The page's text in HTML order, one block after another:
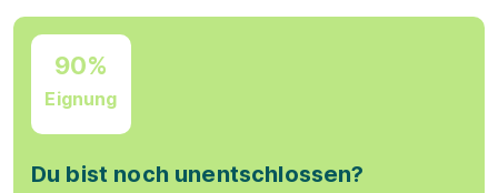
90%
Eignung
Du bist noch unentschlossen?